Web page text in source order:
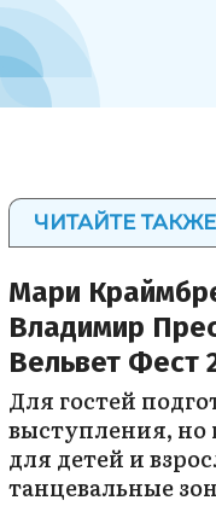
ЧИТАЙТЕ ТАКЖЕ
Мари
Владимир
Вельвет Фест
Для гостей
выступления, но
для детей и
танцевальные